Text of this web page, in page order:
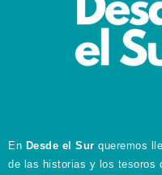
En Desde el Sur queremos
de las historias y los tesoros